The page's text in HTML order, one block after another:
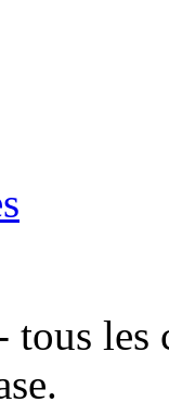
les